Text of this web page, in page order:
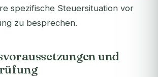
spezifische Steuersituation vor
zu besprechen.
und